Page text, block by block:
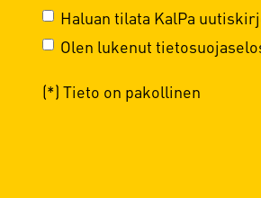
Haluan tilata KalPa
Olen lukenut
(*) Tieto on pakollinen